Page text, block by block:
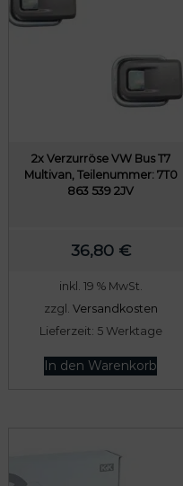
w
a
8
,
0
s
9
2x Verzurröse VW Bus T7
Multivan, Teilenummer: 7T0
863 539 2JV
36,80 €
inkl. 19 % MwSt.
zzgl. Versandkosten
Lieferzeit: 5 Werktage
In den Warenkorb